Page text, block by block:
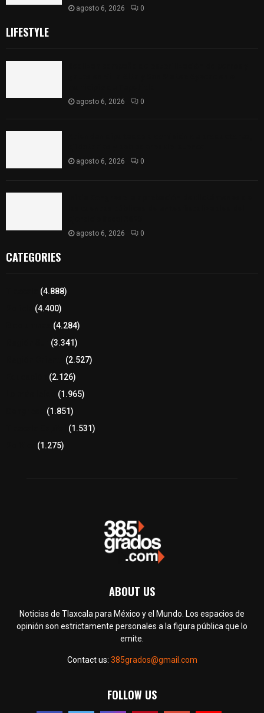
agosto 6, 2026 0
LIFESTYLE
agosto 6, 2026 0
agosto 6, 2026 0
agosto 6, 2026 0
CATEGORIES
(4.888)
(4.400)
(4.284)
(3.341)
(2.527)
(2.126)
(1.965)
(1.851)
(1.531)
(1.275)
ABOUT US
Noticias de Tlaxcala para México y el Mundo. Los espacios de
opinión son estrictamente personales a la figura pública que lo
emite.
Contact us: 385grados@gmail.com
FOLLOW US